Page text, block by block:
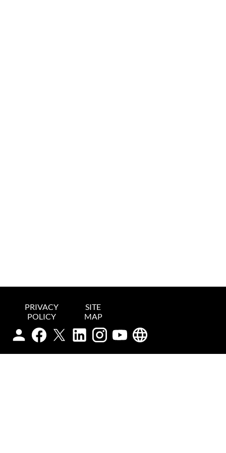
PRIVACY
POLICY
SITE
MAP